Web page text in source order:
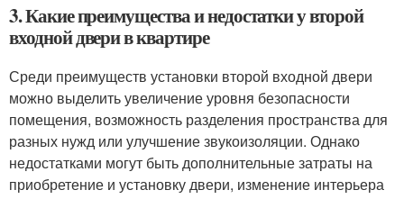
3. Какие преимущества и недостатки у второй
входной двери в квартире
Среди преимуществ установки второй входной двери
можно выделить увеличение уровня безопасности
помещения, возможность разделения пространства для
разных нужд или улучшение звукоизоляции. Однако
недостатками могут быть дополнительные затраты на
приобретение и установку двери, изменение интерьера